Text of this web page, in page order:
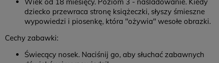
Wiek od 18 miesięcy. Poziom 3 - naśladowanie. Kiedy
dziecko przewraca stronę książeczki, słyszy śmieszne
wypowiedzi i piosenkę, która "ożywia" wesołe obrazki.
Cechy zabawki:
Świecący nosek. Naciśnij go, aby słuchać zabawnych